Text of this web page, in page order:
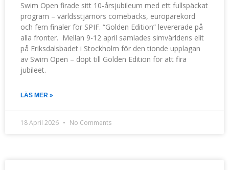
Swim Open firade sitt 10-årsjubileum med ett fullspäckat
program – världsstjärnors comebacks, europarekord
och fem finaler för SPIF. “Golden Edition” levererade på
alla fronter. Mellan 9-12 april samlades simvärldens elit
på Eriksdalsbadet i Stockholm för den tionde upplagan
av Swim Open – döpt till Golden Edition för att fira
jubileet.
LÄS MER »
18 April 2026 No Comments